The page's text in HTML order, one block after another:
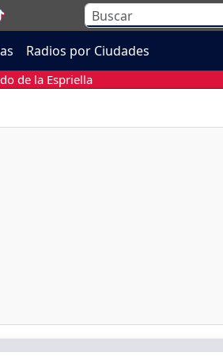
Radios por Ciudades
de la Espriella